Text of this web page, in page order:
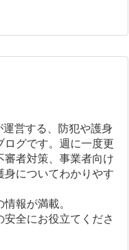
営する、防犯や護身
グです。週に一度更
者対策、事業者向け
についてわかりやす
報が満載。
全にお役立てくださ